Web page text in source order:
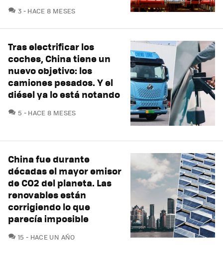
3 COMENTARIOS
HACE 8 MESES
Tras electrificar los
coches, China tiene un
nuevo objetivo: los
camiones pesados. Y el
diésel ya lo está notando
5 COMENTARIOS
HACE 8 MESES
China fue durante
décadas el mayor emisor
de CO2 del planeta. Las
renovables están
corrigiendo lo que
parecía imposible
15 COMENTARIOS
HACE UN AÑO